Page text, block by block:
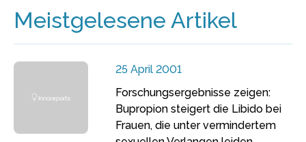
Meistgelesene Artikel
25 April 2001
Forschungsergebnisse zeigen:
Bupropion steigert die Libido bei
Frauen, die unter vermindertem